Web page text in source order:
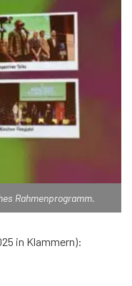
Rahmenprogramm.
in Klammern):